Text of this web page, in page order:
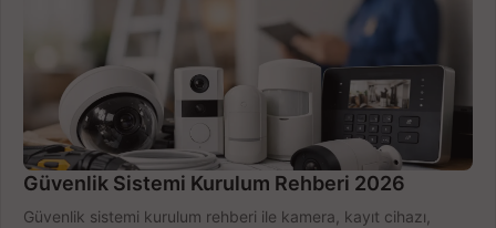
Güvenlik Sistemi Kurulum Rehberi 2026
Güvenlik sistemi kurulum rehberi ile kamera, kayıt cihazı,